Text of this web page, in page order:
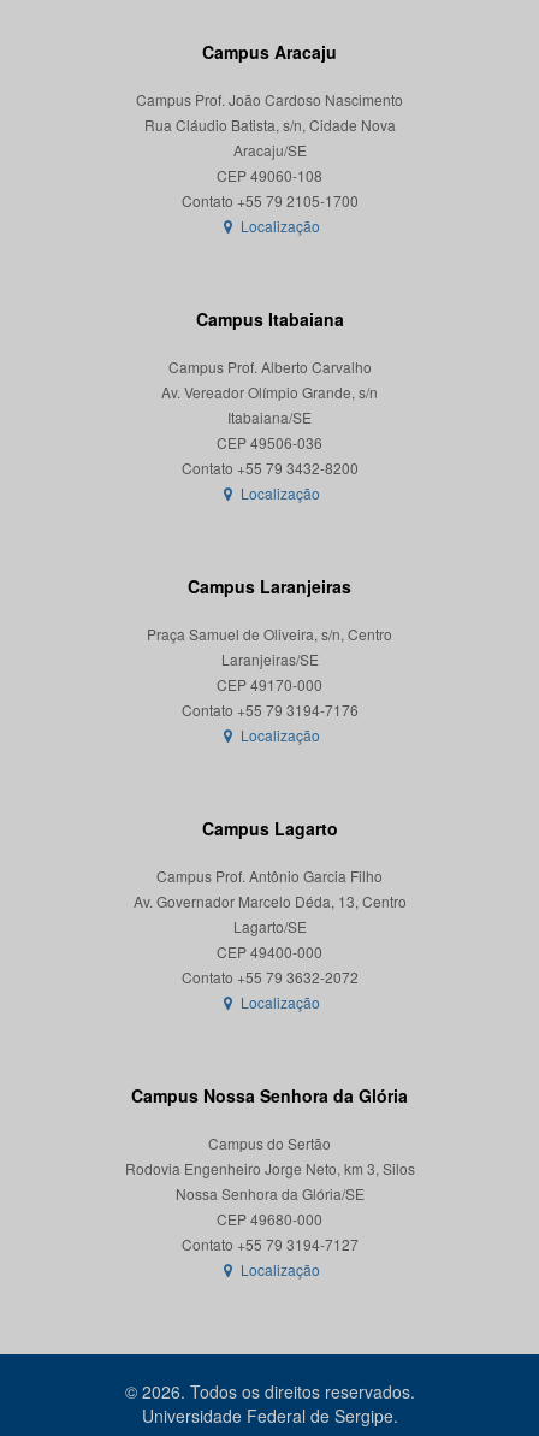
Campus Aracaju
Campus Prof. João Cardoso Nascimento
Rua Cláudio Batista, s/n, Cidade Nova
Aracaju/SE
CEP 49060-108
Localização
Campus Itabaiana
Campus Prof. Alberto Carvalho
Av. Vereador Olímpio Grande, s/n
Itabaiana/SE
CEP 49506-036
Localização
Campus Laranjeiras
Praça Samuel de Oliveira, s/n, Centro
Laranjeiras/SE
CEP 49170-000
Localização
Campus Lagarto
Campus Prof. Antônio Garcia Filho
Av. Governador Marcelo Déda, 13, Centro
Lagarto/SE
CEP 49400-000
Localização
Campus Nossa Senhora da Glória
Campus do Sertão
Rodovia Engenheiro Jorge Neto, km 3, Silos
Nossa Senhora da Glória/SE
CEP 49680-000
Contato +55 79 3194-7127
Localização
© 2026. Todos os direitos reservados.
Universidade Federal de Sergipe.